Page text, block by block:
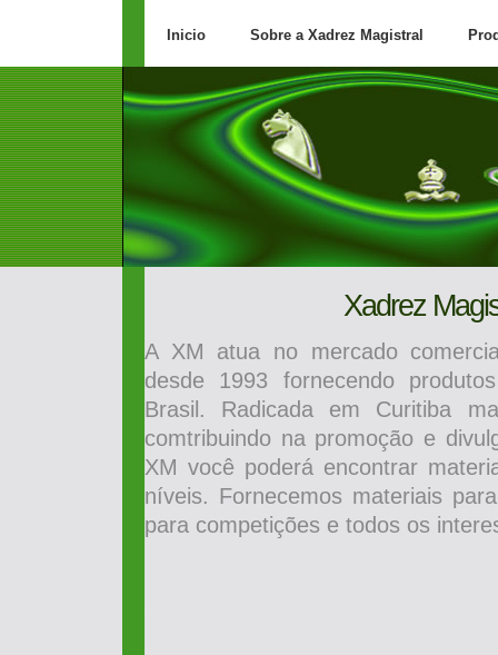
Inicio Sobre a Xadrez Magistral
Xadrez
A XM atua no mercado
desde 1993 fornecendo
Brasil. Radicada em Curitiba
comtribuindo na promoção e
XM você poderá encontrar
níveis. Fornecemos materiais
para competições e todos os